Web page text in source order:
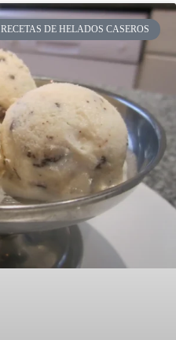
RECETAS DE HELADOS CASEROS